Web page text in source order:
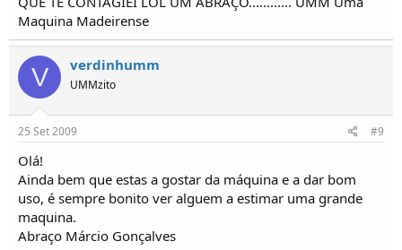
Maquina Madeirense
V verdinhumm
UMMzito
25 Set 2009 #9
Olá!
Ainda bem que estas a gostar da máquina e a dar bom
uso, é sempre bonito ver alguem a estimar uma grande
maquina.
Abraço Márcio Gonçalves